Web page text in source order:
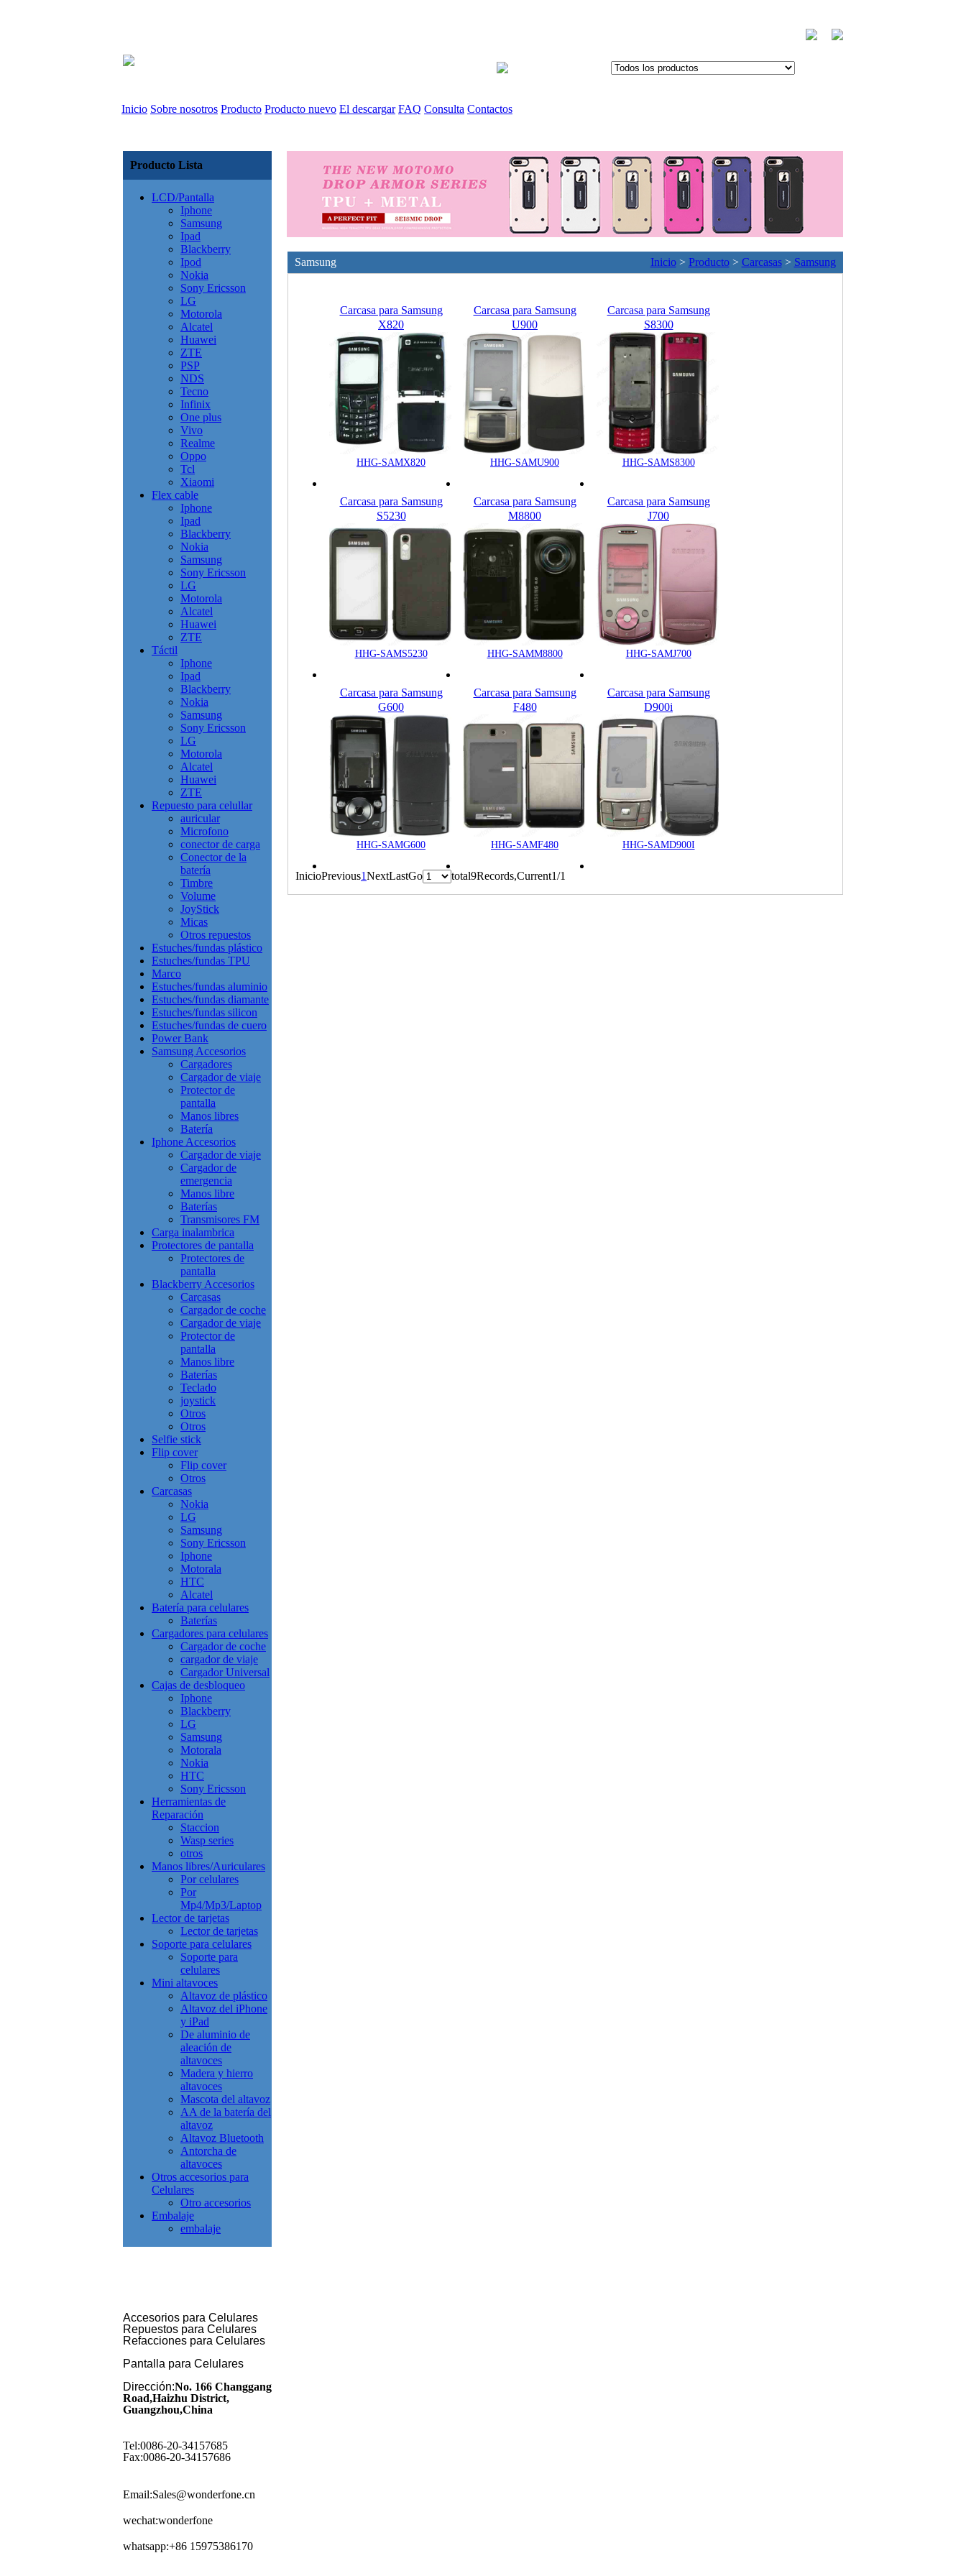
Inicio Sobre nosotros Producto Producto nuevo El descargar FAQ Consulta Contactos
Producto Lista
LCD/Pantalla
Iphone
Samsung
Ipad
Blackberry
Ipod
Nokia
Sony Ericsson
LG
Motorola
Alcatel
Huawei
ZTE
PSP
NDS
Tecno
Infinix
One plus
Vivo
Realme
Oppo
Tcl
Xiaomi
Flex cable
Iphone
Ipad
Blackberry
Nokia
Samsung
Sony Ericsson
LG
Motorola
Alcatel
Huawei
ZTE
Táctil
Iphone
Ipad
Blackberry
Nokia
Samsung
Sony Ericsson
LG
Motorola
Alcatel
Huawei
ZTE
Repuesto para celullar
auricular
Microfono
conector de carga
Conector de la
batería
Timbre
Volume
JoyStick
Micas
Otros repuestos
Estuches/fundas plástico
Estuches/fundas TPU
Marco
Estuches/fundas aluminio
Estuches/fundas diamante
Estuches/fundas silicon
Estuches/fundas de cuero
Power Bank
Samsung Accesorios
Cargadores
Cargador de viaje
Protector de
pantalla
Manos libres
Batería
Iphone Accesorios
Cargador de viaje
Cargador de
emergencia
Manos libre
Baterías
Transmisores FM
Carga inalambrica
Protectores de pantalla
Protectores de
pantalla
Blackberry Accesorios
Carcasas
Cargador de coche
Cargador de viaje
Protector de
pantalla
Manos libre
Baterías
Teclado
joystick
Otros
Otros
Selfie stick
Flip cover
Flip cover
Otros
Carcasas
Nokia
LG
Samsung
Sony Ericsson
Iphone
Motorala
HTC
Alcatel
Batería para celulares
Baterías
Cargadores para celulares
Cargador de coche
cargador de viaje
Cargador Universal
Cajas de desbloqueo
Iphone
Blackberry
LG
Samsung
Motorala
Nokia
HTC
Sony Ericsson
Herramientas de
Reparación
Staccion
Wasp series
otros
Manos libres/Auriculares
Por celulares
Por
Mp4/Mp3/Laptop
Lector de tarjetas
Lector de tarjetas
Soporte para celulares
Soporte para
celulares
Mini altavoces
Altavoz de plástico
Altavoz del iPhone
y iPad
De aluminio de
aleación de
altavoces
Madera y hierro
altavoces
Mascota del altavoz
AA de la batería del
altavoz
Altavoz Bluetooth
Antorcha de
altavoces
Otros accesorios para
Celulares
Otro accesorios
Embalaje
embalaje
Accesorios para Celulares
Repuestos para Celulares
Refacciones para Celulares
Pantalla para Celulares
Dirección:No. 166 Changgang
Road,Haizhu District,
Guangzhou,China
Tel:0086-20-34157685
Fax:0086-20-34157686
Email:Sales@wonderfone.cn
wechat:wonderfone
whatsapp:+86 15975386170
Samsung Inicio> Producto> Carcasas> Samsung
Carcasa para Samsung
X820
HHG-SAMX820
Carcasa para Samsung
U900
HHG-SAMU900
Carcasa para Samsung
S8300
HHG-SAMS8300
Carcasa para Samsung
S5230
HHG-SAMS5230
Carcasa para Samsung
M8800
HHG-SAMM8800
Carcasa para Samsung
J700
HHG-SAMJ700
Carcasa para Samsung
G600
HHG-SAMG600
Carcasa para Samsung
F480
HHG-SAMF480
Carcasa para Samsung
D900i
HHG-SAMD900I
InicioPrevious1NextLastGo total9Records,Current1/1